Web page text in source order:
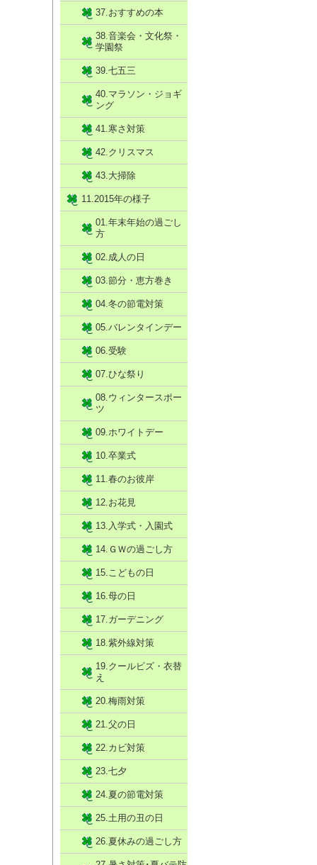
37.おすすめの本
38.音楽会・文化祭・
学園祭
39.七五三
40.マラソン・ジョギ
ング
41.寒さ対策
42.クリスマス
43.大掃除
11.2015年の様子
01.年末年始の過ごし
方
02.成人の日
03.節分・恵方巻き
04.冬の節電対策
05.バレンタインデー
06.受験
07.ひな祭り
08.ウィンタースポー
ツ
09.ホワイトデー
10.卒業式
11.春のお彼岸
12.お花見
13.入学式・入園式
14.ＧＷの過ごし方
15.こどもの日
16.母の日
17.ガーデニング
18.紫外線対策
19.クールビズ・衣替
え
20.梅雨対策
21.父の日
22.カビ対策
23.七夕
24.夏の節電対策
25.土用の丑の日
26.夏休みの過ごし方